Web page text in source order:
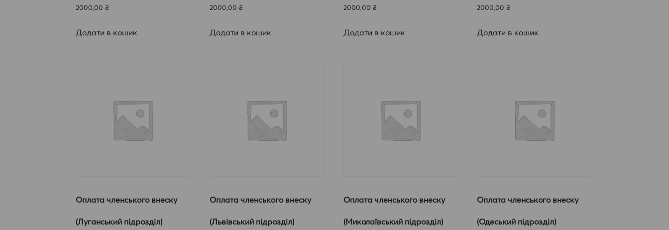
2000,00 ₴
Додати в кошик
2000,00 ₴
Додати в кошик
2000,00 ₴
Додати в кошик
2000,00₴
Додати в кошик
Оплата членського внеску
(Луганський підрозділ)
Оплата членського внеску
(Львівський підрозділ)
Оплата членського внеску
(Миколаївський підрозділ)
Оплата членського внеску
(Одеський підрозділ)